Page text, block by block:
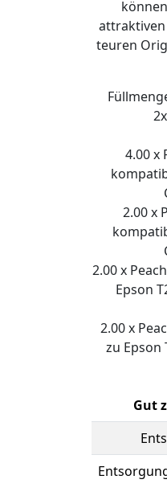
attraktiven
teuren
4.00 x
2.00 x
2.00 x
Epson
2.00 x
zu Epson
Gut